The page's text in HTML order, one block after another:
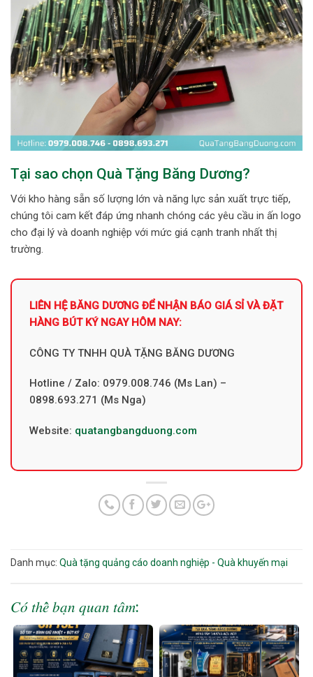
Tại sao chọn Quà Tặng Băng Dương?
Với kho hàng sẵn số lượng lớn và năng lực sản xuất trực tiếp,
chúng tôi cam kết đáp ứng nhanh chóng các yêu cầu in ấn logo
cho đại lý và doanh nghiệp với mức giá cạnh tranh nhất thị
trường.
LIÊN HỆ BĂNG DƯƠNG ĐỂ NHẬN BÁO GIÁ SỈ VÀ ĐẶT
HÀNG BÚT KÝ NGAY HÔM NAY:
CÔNG TY TNHH QUÀ TẶNG BĂNG DƯƠNG
Hotline / Zalo: 0979.008.746 (Ms Lan) –
0898.693.271 (Ms Nga)
Website: quatangbangduong.com
Danh mục: Quà tặng quảng cáo doanh nghiệp - Quà khuyến mại
𝐶𝑜́ 𝑡ℎ𝑒̂̉ 𝑏𝑎̣𝑛 𝑞𝑢𝑎𝑛 𝑡𝑎̂𝑚: